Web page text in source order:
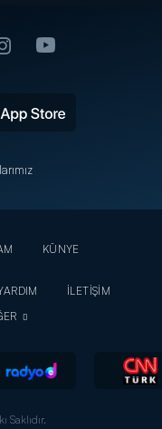
KÜNYE
İLETİŞİM
Saklıdır.